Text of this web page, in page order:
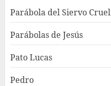
Parábola del Siervo Cruel
Parábolas de Jesús
Pato Lucas
Pedro